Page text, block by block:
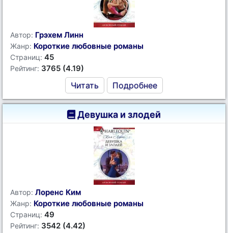
Автор: Грэхем Линн
Жанр: Короткие любовные романы
Страниц: 45
Рейтинг: 3765 (4.19)
Читать Подробнее
Девушка и злодей
Автор: Лоренс Ким
Жанр: Короткие любовные романы
Страниц: 49
Рейтинг: 3542 (4.42)